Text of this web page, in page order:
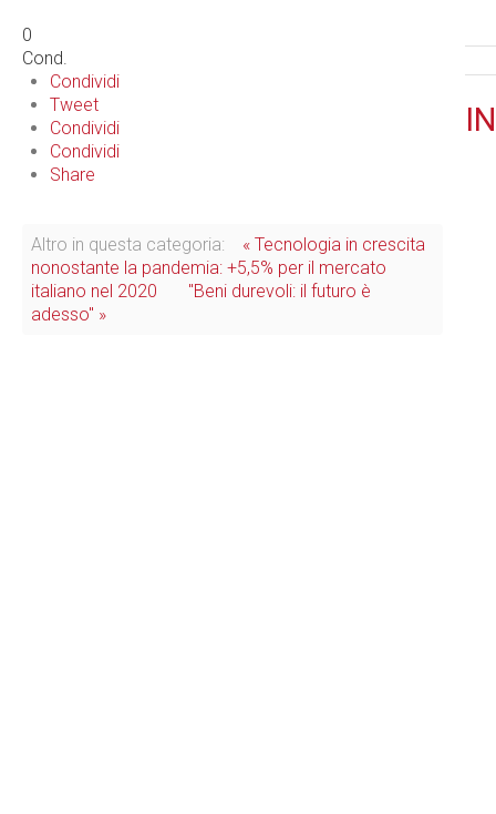
0
Cond.
Condividi
Tweet
Condividi
Condividi
Share
Altro in questa categoria:
« Tecnologia in crescita
nonostante la pandemia: +5,5% per il mercato
italiano nel 2020
"Beni durevoli: il futuro è
adesso" »
IN